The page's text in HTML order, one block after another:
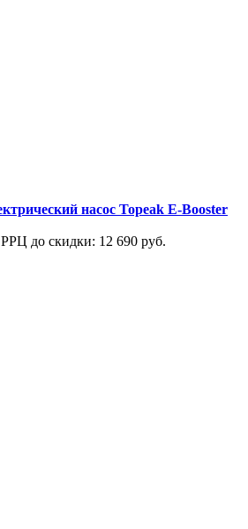
насос Topeak E-Booster
РРЦ до скидки: 12 690 руб.